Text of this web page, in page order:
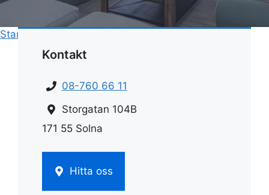
Start
Kontakt
08-760 66 11
Storgatan 104B
171 55 Solna
Hitta oss